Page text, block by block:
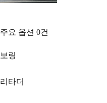
주요 옵션 0건
보링
리타더